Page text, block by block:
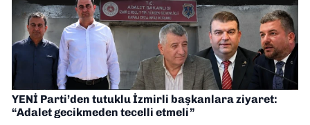
YENİ Parti’den tutuklu İzmirli başkanlara ziyaret:
“Adalet gecikmeden tecelli etmeli”